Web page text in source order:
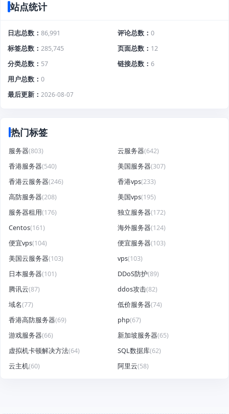
站点统计
日志总数 86,991 评论总数
0
标签总数
285,745 页面总数
12
分类总数
57 链接总数
6
用户总数
0
最后更新
2026-08-07
热门标签
服务器(803) 云服务器(642)
香港服务器(540) 美国服务器(307)
香港云服务器(246) 香港vps(233)
高防服务器(208) 美国vps(195)
服务器租用(176) 独立服务器(172)
Centos(161) 海外服务器(124)
便宜vps(104) 便宜服务器(103)
美国云服务器(103) vps(103)
日本服务器(101) DDoS防护(89)
腾讯云(87) ddos攻击(82)
域名(77) 低价服务器(74)
香港高防服务器(69) php(67)
游戏服务器(66) 新加坡服务器(65)
虚拟机卡顿解决方法(64) SQL数据库(62)
云主机(60) 阿里云(58)